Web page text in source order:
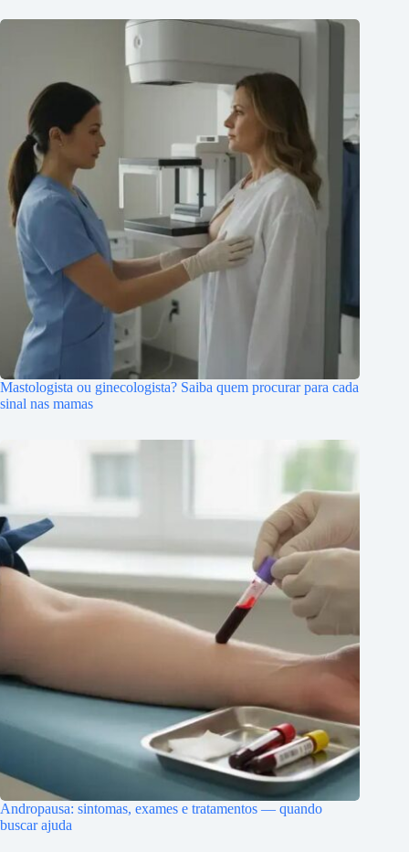
Mastologista ou ginecologista? Saiba quem procurar para cada
sinal nas mamas
Andropausa: sintomas, exames e tratamentos — quando
buscar ajuda